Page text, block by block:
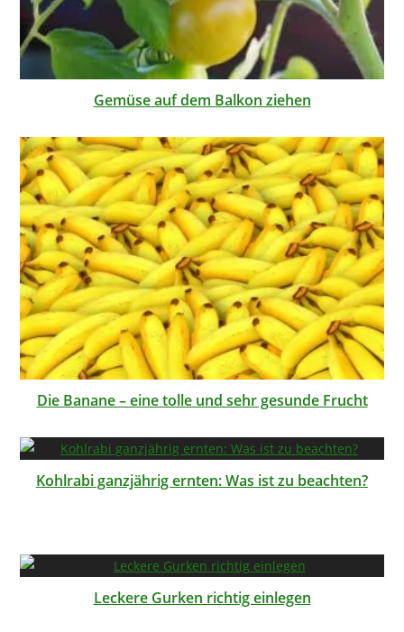
Gemüse auf dem Balkon ziehen
Die Banane – eine tolle und sehr gesunde Frucht
Kohlrabi ganzjährig ernten: Was ist zu beachten?
Leckere Gurken richtig einlegen